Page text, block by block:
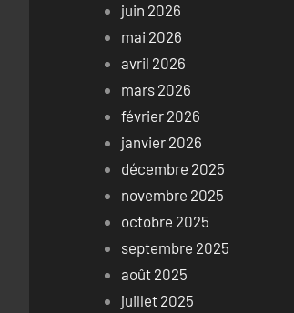
juin 2026
mai 2026
avril 2026
mars 2026
février 2026
janvier 2026
décembre 2025
novembre 2025
octobre 2025
septembre 2025
août 2025
juillet 2025